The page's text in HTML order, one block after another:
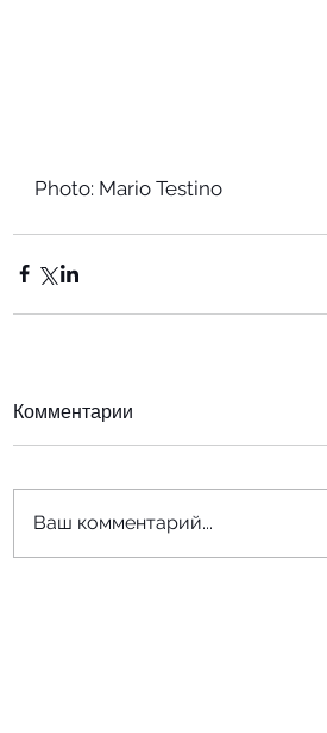
Photo: Mario Testino
Комментарии
Ваш комментарий...